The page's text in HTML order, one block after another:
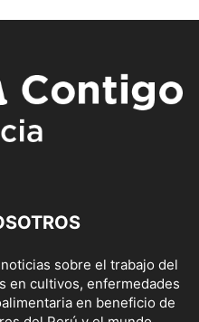
sobre el trabajo del
en cultivos, enfermedades
en beneficio de